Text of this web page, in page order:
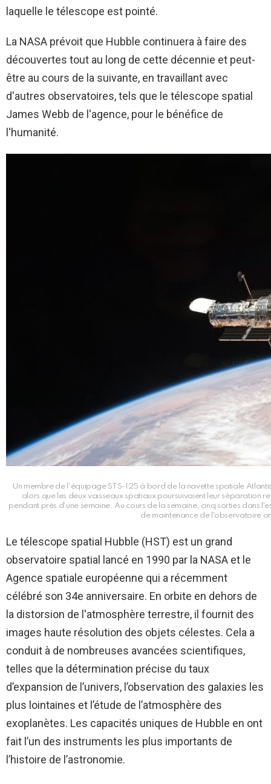
laquelle le télescope est pointé.
La NASA prévoit que Hubble continuera à faire des
découvertes tout au long de cette décennie et peut-
être au cours de la suivante, en travaillant avec
d'autres observatoires, tels que le télescope spatial
James Webb de l'agence, pour le bénéfice de
l'humanité.
Un membre de l'équipage STS-125 à bord de la navette spatiale
alors que les deux vaisseaux spatiaux poursuivaient leur séparation
pendant près d'une semaine. Au cours de la semaine, cinq sorties dans
de maintenance de l'observatoire
Le télescope spatial Hubble (HST) est un grand
observatoire spatial lancé en 1990 par la NASA et le
Agence spatiale européenne qui a récemment
célébré son 34e anniversaire. En orbite en dehors de
la distorsion de l'atmosphère terrestre, il fournit des
images haute résolution des objets célestes. Cela a
conduit à de nombreuses avancées scientifiques,
telles que la détermination précise du taux
d’expansion de l’univers, l’observation des galaxies les
plus lointaines et l’étude de l’atmosphère des
exoplanètes. Les capacités uniques de Hubble en ont
fait l’un des instruments les plus importants de
l’histoire de l’astronomie.